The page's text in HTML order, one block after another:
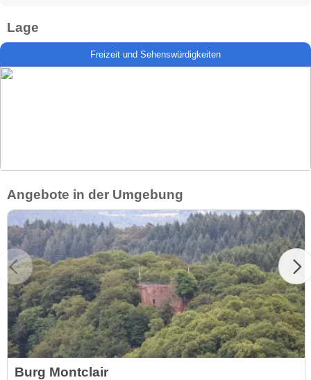
Lage
Freizeit und Sehenswürdigkeiten
Angebote in der Umgebung
Burg Montclair